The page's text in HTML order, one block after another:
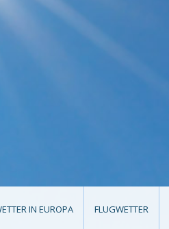
IN EUROPA FLUGWETTER